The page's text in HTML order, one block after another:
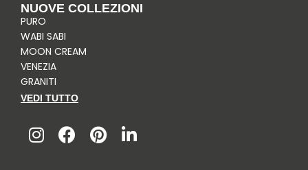
NUOVE COLLEZIONI
PURO
WABI SABI
MOON CREAM
VENEZIA
GRANITI
VEDI TUTTO
n
s
a
c
i
n
i
n